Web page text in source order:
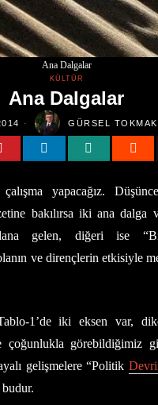
Ana Dalgalar
KÜLTÜR
Ana Dalgalar
GÜRSEL
yapacağız.
bakılırsa iki ana dalga
gelen, diğeri ise
ve dirençlerin etkisiyle
1’de iki eksen var,
çoğunlukla görebildiğimiz
gelişmelere “Politik